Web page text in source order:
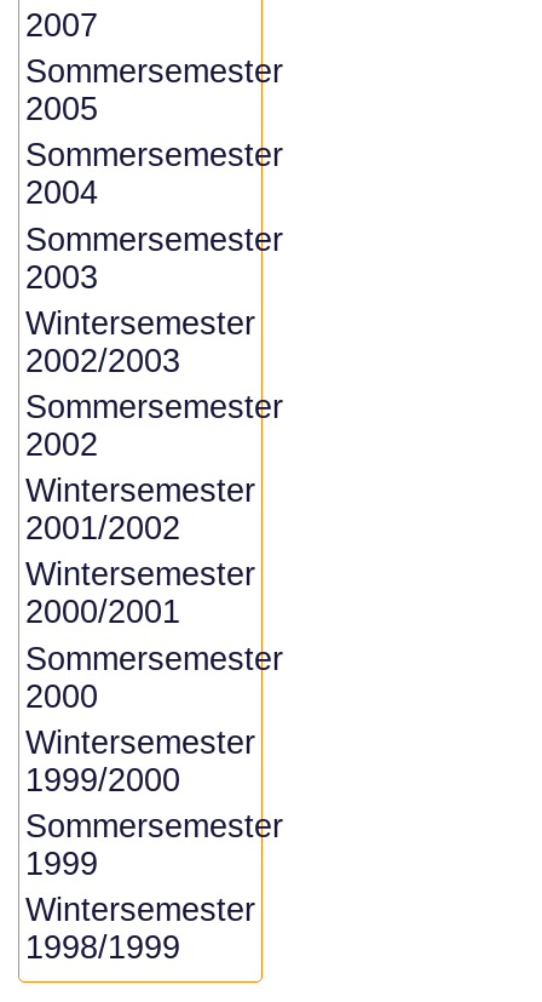
2007
Sommersemester
2005
Sommersemester
2004
Sommersemester
2003
Wintersemester
2002/2003
Sommersemester
2002
Wintersemester
2001/2002
Wintersemester
2000/2001
Sommersemester
2000
Wintersemester
1999/2000
Sommersemester
1999
Wintersemester
1998/1999